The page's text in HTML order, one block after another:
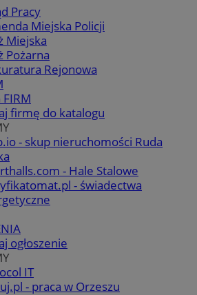
Pracy
Miejska Policji
Miejska
Pożarna
Rejonowa
FIRM
firmę do katalogu
- skup nieruchomości Ruda
- Hale Stalowe
- świadectwa
ogłoszenie
IT
- praca w Orzeszu